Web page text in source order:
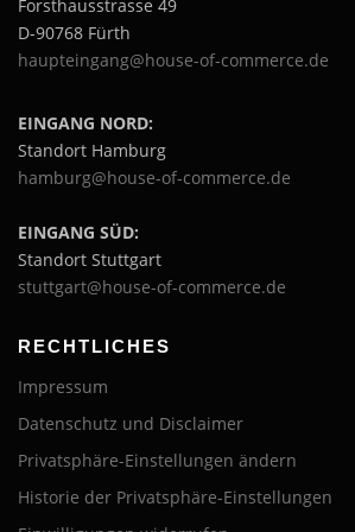
Forsthausstrasse 49
D-90768 Fürth
haupteingang@house-of-commerce.de
EINGANG NORD:
Standort Hamburg
hamburg@house-of-commerce.de
EINGANG SÜD:
Standort Stuttgart
stuttgart@house-of-commerce.de
RECHTLICHES
Impressum
Datenschutz und Disclaimer
Privatsphäre-Einstellungen ändern
Historie der Privatsphäre-Einstellungen